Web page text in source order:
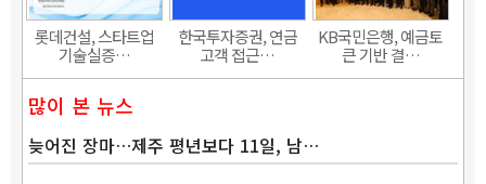
롯데건설, 스타트업
기술실증…
한국투자증권, 연금
고객 접근…
KB국민은행, 예금토
큰 기반 결…
많이 본 뉴스
늦어진 장마…제주 평년보다 11일, 남…